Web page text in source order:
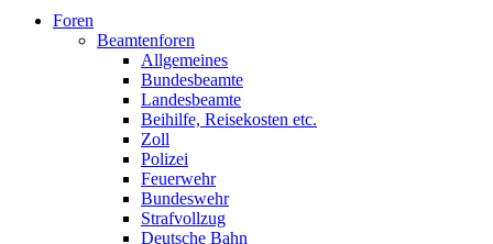
Foren
Beamtenforen
Allgemeines
Bundesbeamte
Landesbeamte
Beihilfe, Reisekosten etc.
Zoll
Polizei
Feuerwehr
Bundeswehr
Strafvollzug
Deutsche Bahn